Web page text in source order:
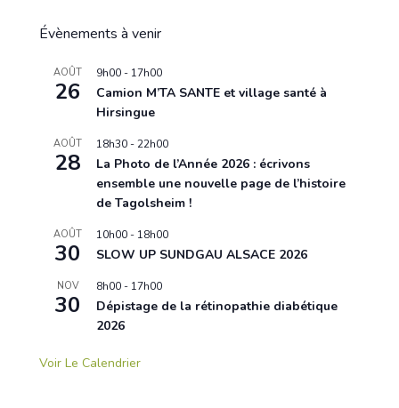
Évènements à venir
AOÛT
26
9h00 - 17h00
Camion M’TA SANTE et village santé à
Hirsingue
AOÛT
28
18h30 -22h00
La Photo de l’Année 2026 : écrivons
ensemble une nouvelle page de l’histoire
de Tagolsheim !
AOÛT
30
10h00 - 18h00
SLOW UP SUNDGAU ALSACE 2026
NOV
30
8h00 - 17h00
Dépistage de la rétinopathie diabétique
2026
Voir Le Calendrier